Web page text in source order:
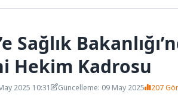
Sağlık
Hekim Kadrosu
2025 10:31 Güncelleme: 09 May 2025 207